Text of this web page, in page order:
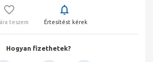
teszem Értesítést kérek
Hogyan fizethetek?